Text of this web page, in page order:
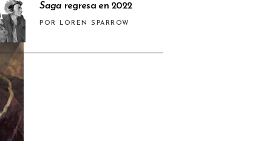
Saga regresa en 2022
POR LOREN SPARROW